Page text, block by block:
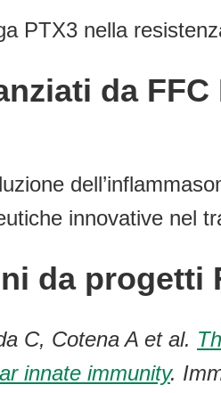
PTX3 nella
da
innovative nel
da progetti
C, Cotena A et al.
innate immunity.